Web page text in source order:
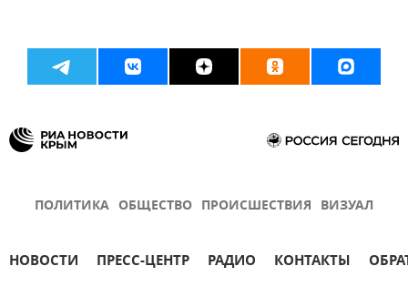
ПОЛИТИКА ОБЩЕСТВО ПРОИСШЕСТВИЯ ВИЗУАЛ
НОВОСТИ ПРЕСС-ЦЕНТР РАДИО КОНТАКТЫ